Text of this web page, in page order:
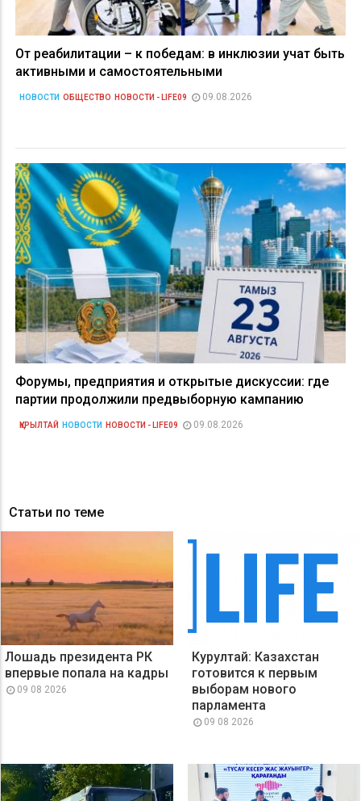
От реабилитации – к победам: в инклюзии учат быть
активными и самостоятельными
НОВОСТИ ОБЩЕСТВО НОВОСТИ - LIFE09 09.08.2026
Форумы, предприятия и открытые дискуссии: где
партии продолжили предвыборную кампанию
ҚҰРЫЛТАЙ НОВОСТИ НОВОСТИ - LIFE09 09.08.2026
Статьи по теме
Лошадь президента РК
впервые попала на кадры
09 08 2026
Курултай: Казахстан
готовится к первым
выборам нового
парламента
09 08 2026